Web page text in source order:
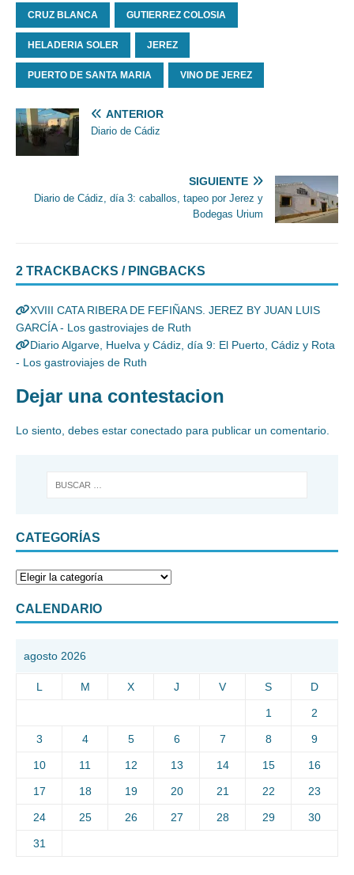
CRUZ BLANCA GUTIERREZ COLOSIA
HELADERIA SOLER JEREZ
PUERTO DE SANTA MARIA VINO DE JEREZ
ANTERIOR
Diario de Cádiz
SIGUIENTE
Diario de Cádiz, día 3: caballos, tapeo por Jerez y
Bodegas Urium
2 TRACKBACKS / PINGBACKS
XVIII CATA RIBERA DE FEFIÑANS. JEREZ BY JUAN LUIS
GARCÍA - Los gastroviajes de Ruth
Diario Algarve, Huelva y Cádiz, día 9: El Puerto, Cádiz y Rota
- Los gastroviajes de Ruth
Dejar una contestacion
Lo siento, debes estar conectado para publicar un comentario.
CATEGORÍAS
CALENDARIO
agosto 2026
L M X J V S D
1 2
3 4 5 6 7 8 9
10 11 12 13 14 15 16
17 18 19 20 21 22 23
24 25 26 27 28 29 30
31